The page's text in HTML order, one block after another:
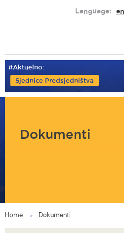
Language:
#Aktuelno:
Sjednice Predsjedništva
Dokumenti
You
Home Dokumenti